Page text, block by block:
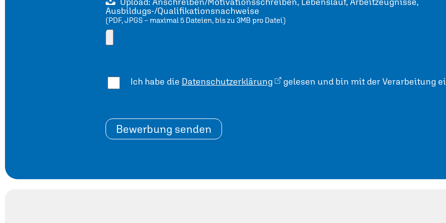
Ausbildugs-/Qualifikationsnachweise
(PDF, JPGS – maximal 5 Dateien, bis zu 3MB pro Datei)
Ich habe die Datenschutzerklärung gelesen und bin mit der Verarbeitung